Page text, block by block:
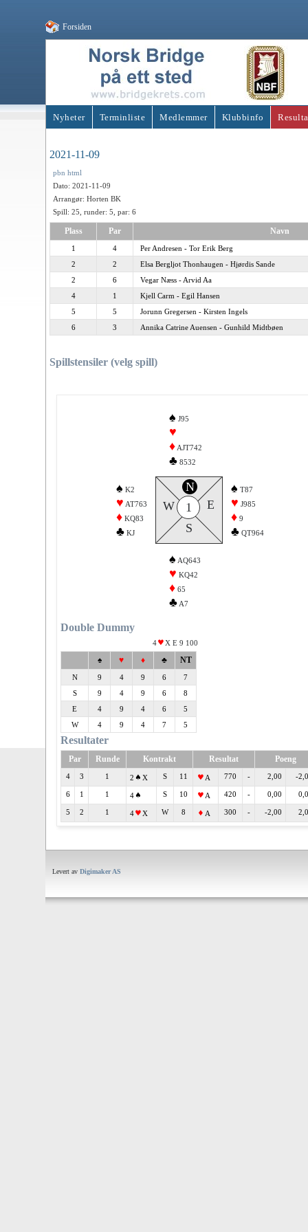
Forsiden
Nyheter Terminliste Medlemmer Klubbinfo
2021-11-09
pbn html
Dato: 2021-11-09
Arrangør: Horten BK
Spill: 25, runder: 5, par: 6
Plass Par Navn
1 4
Per Andresen - Tor Erik Berg
2
2
Elsa Bergljot Thonhaugen - Hjørdis Sande
2
6
Vegar Næss - Arvid Aa
4
1
Kjell Carm - Egil Hansen
5
5
Jorunn Gregersen - Kirsten Ingels
6
3 Annika Catrine Auensen - Gunhild Midtbøen
Spillstensiler (velg spill)
♠ J95
♥
♦ AJT742
♣ 8532
♠ K2
♥ AT763
♦ KQ83
♣ KJ
N
S
W E
1
♠ T87
♥ J985
♦ 9
♣ QT964
♠ AQ643
♥ KQ42
♦ 65
♣ A7
Double Dummy
4 X E 9 100
♠ ♥ ♦ ♣ NT
N 9 4 9 6
7
S
9 4 9 6
8
E
4 9 4 6
5
W
4 9 4 7 5
Resultater
Par Runde Kontrakt Resultat Poeng
4 3 1 2 X S 11 A 770 - 2,00 -
6 1 1 4 S 10 A 420 - 0,00
5 2 1 4 X W 8 A 300 - -2,00
Levert av Digimaker AS